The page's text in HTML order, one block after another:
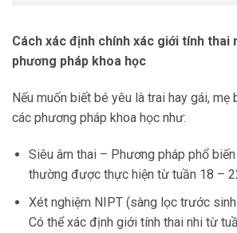
Cách xác định chính xác giới tính thai
phương pháp khoa học
Nếu muốn biết bé yêu là trai hay gái, mẹ
các phương pháp khoa học như:
Siêu âm thai – Phương pháp phổ
thường được thực hiện từ tuần 18 –
Xét nghiệm NIPT (sàng lọc trước
Có thể xác định giới tính thai nhi từ